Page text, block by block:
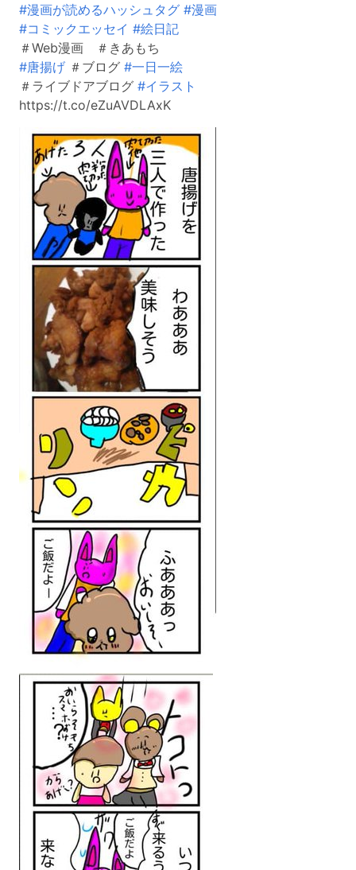
#漫画が読めるハッシュタグ #漫画
#コミックエッセイ #絵日記
＃Web漫画 ＃きあもち
#唐揚げ ＃ブログ #一日一絵
＃ライブドアブログ #イラスト
https://t.co/eZuAVDLAxK